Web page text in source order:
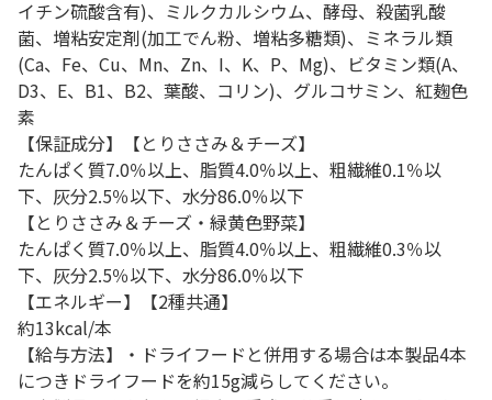
イチン硫酸含有)、ミルクカルシウム、酵母、殺菌乳酸
菌、増粘安定剤(加工でん粉、増粘多糖類)、ミネラル類
(Ca、Fe、Cu、Mn、Zn、I、K、P、Mg)、ビタミン類(A、
D3、E、B1、B2、葉酸、コリン)、グルコサミン、紅麹色
素
【保証成分】【とりささみ＆チーズ】
たんぱく質7.0％以上、脂質4.0％以上、粗繊維0.1％以
下、灰分2.5％以下、水分86.0％以下
【とりささみ＆チーズ・緑黄色野菜】
たんぱく質7.0％以上、脂質4.0％以上、粗繊維0.3％以
下、灰分2.5％以下、水分86.0％以下
【エネルギー】【2種共通】
約13kcal/本
【給与方法】・ドライフードと併用する場合は本製品4本
につきドライフードを約15g減らしてください。